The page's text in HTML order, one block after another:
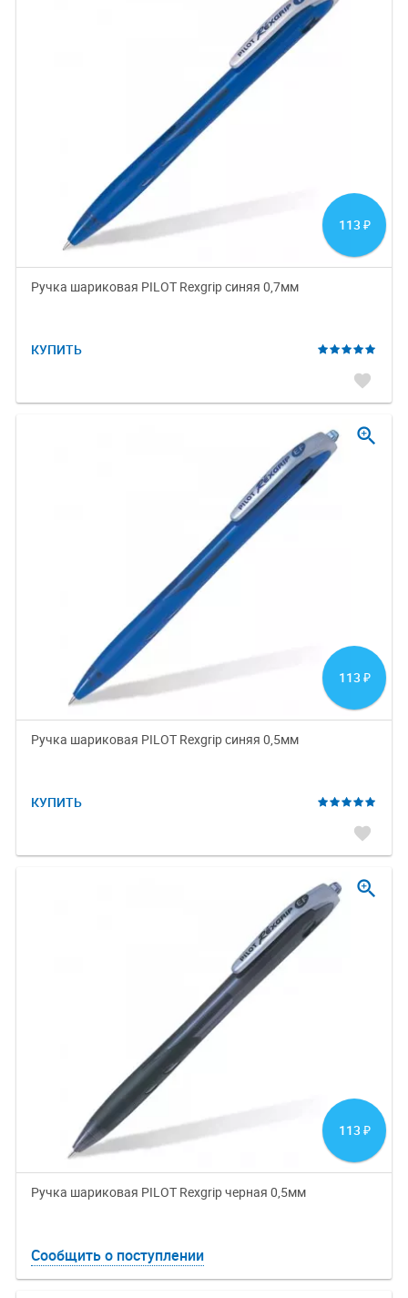
113 ₽
Ручка шариковая PILOT Rexgrip синяя 0,7мм
КУПИТЬ
favorite
113 ₽
Ручка шариковая PILOT Rexgrip синяя 0,5мм
КУПИТЬ
favorite
zoom_in
113 ₽
Ручка шариковая PILOT Rexgrip черная 0,5мм
Сообщить о поступлении
zoom_in